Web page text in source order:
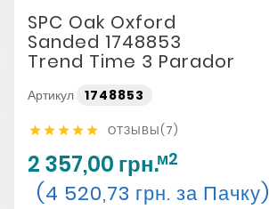
SPC Oak Oxford
Sanded 1748853
Trend Time 3 Parador
Артикул 1748853
     ОТЗЫВЫ(7)
2 357,00 грн.м2
(4 520,73 грн. за Пачку)